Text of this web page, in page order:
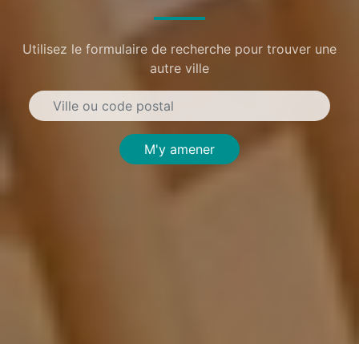
Utilisez le formulaire de recherche pour trouver une
autre ville
M'y amener